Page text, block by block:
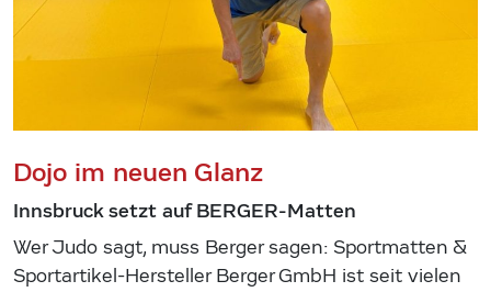
Dojo im neuen Glanz
Innsbruck setzt auf BERGER-Matten
Wer Judo sagt, muss Berger sagen: Sportmatten &
Sportartikel-Hersteller Berger GmbH ist seit vielen